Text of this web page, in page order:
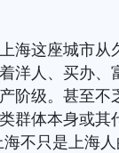
海这座城市从
洋人、买办、
阶级。甚至不
群体本身或其
不只是上海